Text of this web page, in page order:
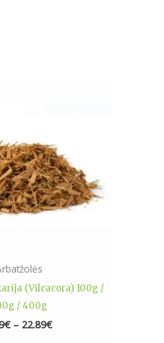
(Vilcacora) 100g /
/ 400g
€ – 22.89€
multiple
variants.
The
options
may
on
product
page